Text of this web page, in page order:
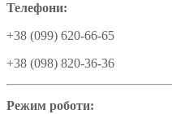
Телефони:
+38 (099) 620-66-65
+38 (098) 820-36-36
Режим роботи: